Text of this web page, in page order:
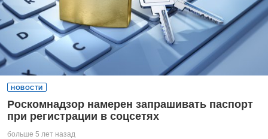
НОВОСТИ
Роскомнадзор намерен запрашивать паспорт
при регистрации в соцсетях
больше 5 лет назад